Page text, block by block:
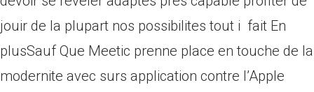
jouir de la plupart nos possibilites tout i fait En
plusSauf Que Meetic prenne place en touche de la
modernite avec surs application contre l’Apple